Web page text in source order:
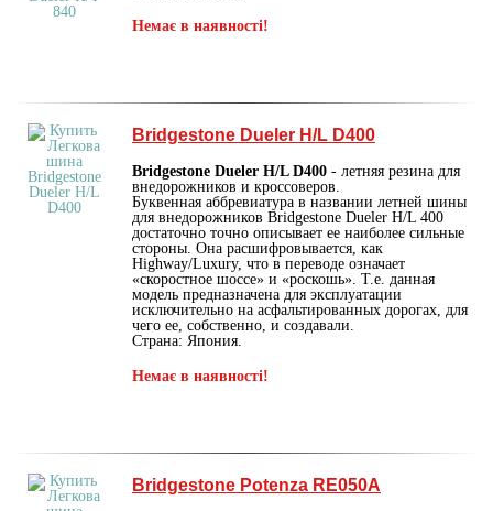
Немає в наявності!
Bridgestone Dueler H/L D400
Bridgestone Dueler H/L D400 - летняя резина для
внедорожников и кроссоверов.
Буквенная аббревиатура в названии летней шины
для внедорожников Bridgestone Dueler H/L 400
достаточно точно описывает ее наиболее сильные
стороны. Она расшифровывается, как
Highway/Luxury, что в переводе означает
«скоростное шоссе» и «роскошь». Т.е. данная
модель предназначена для эксплуатации
исключительно на асфальтированных дорогах, для
чего ее, собственно, и создавали.
Страна: Япония.
Немає в наявності!
Bridgestone Potenza RE050A